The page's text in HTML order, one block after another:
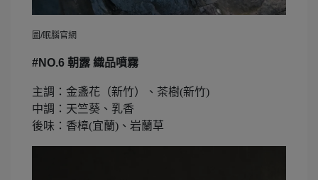
圖/眠腦官網
#NO.6 朝露 織品噴霧
主調：金盞花（新竹）、茶樹(新竹)
中調：天竺葵、乳香
後味：香樟(宜蘭)、岩蘭草